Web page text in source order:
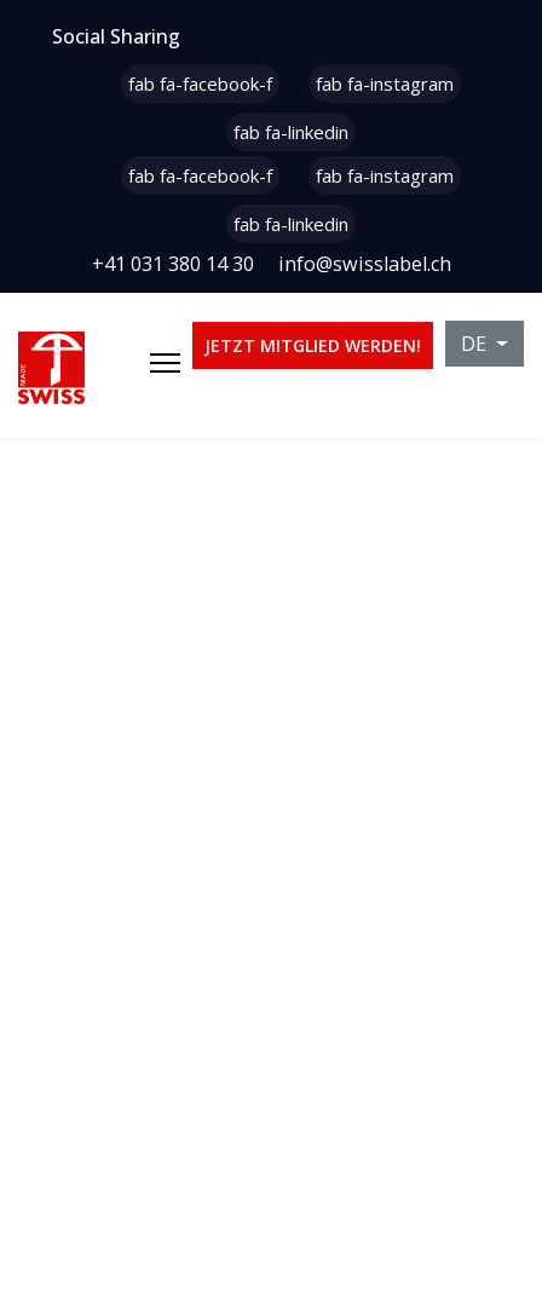
Social Sharing
fab fa-facebook-f
fab fa-instagram
fab fa-linkedin
fab fa-facebook-f
fab fa-instagram
fab fa-linkedin
+41 031 380 14 30 info@swisslabel.ch
JETZT MITGLIED WERDEN! DE